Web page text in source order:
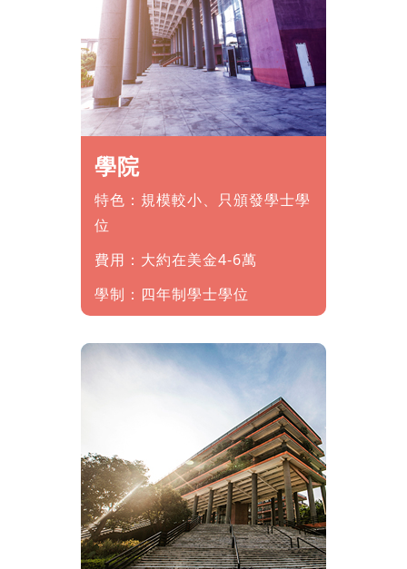
學院
特色：規模較小、只頒發學士學
位
費用：大約在美金4-6萬
學制：四年制學士學位